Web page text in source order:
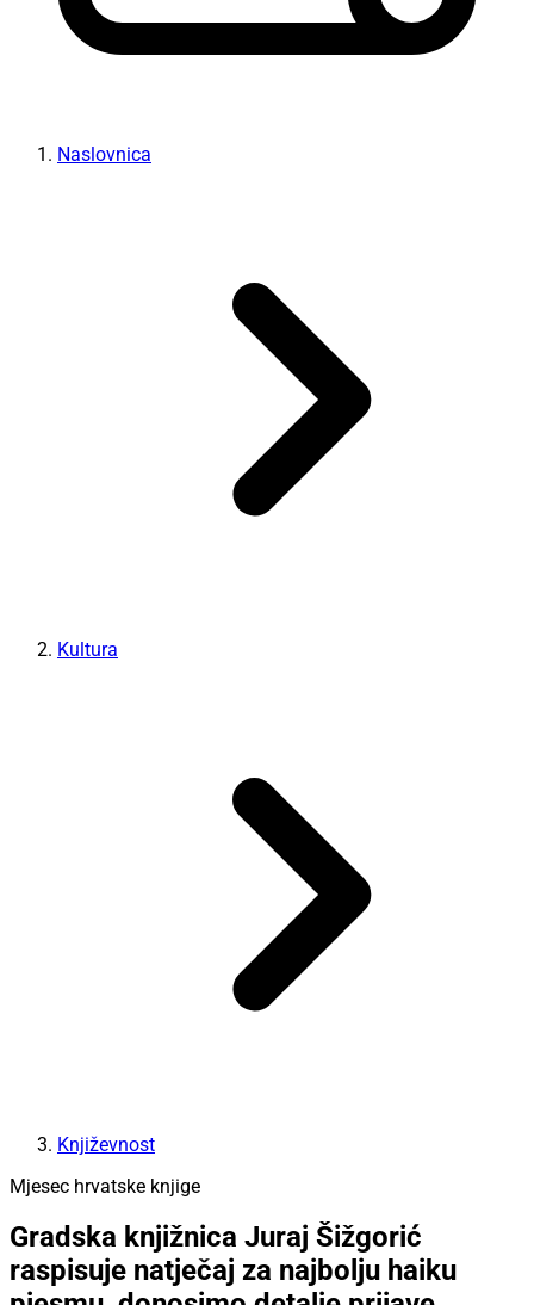
Naslovnica
Kultura
Književnost
Mjesec hrvatske knjige
Gradska knjižnica Juraj Šižgorić
raspisuje natječaj za najbolju haiku